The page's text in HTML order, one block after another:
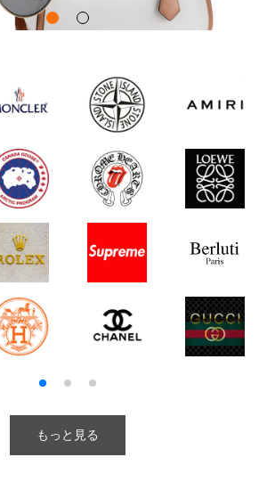
もっと見る